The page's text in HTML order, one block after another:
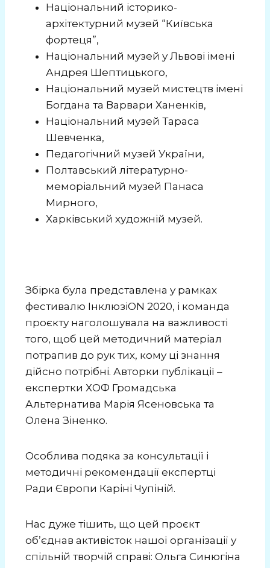
Національний історико-
архітектурний музей “Київська
фортеця”,
Національний музей у Львові імені
Андрея Шептицького,
Національний музей мистецтв імені
Богдана та Варвари Ханенків,
Національний музей Тараса
Шевченка,
Педагогічний музей України,
Полтавський літературно-
меморіальний музей Панаса
Мирного,
Харківський художній музей.
Збірка була представлена у рамках
фестивалю ІнклюзіON 2020, і команда
проєкту наголошувала на важливості
того, щоб цей методичний матеріал
потрапив до рук тих, кому ці знання
дійсно потрібні. Авторки публікації –
експертки ХОФ Громадська
Альтернатива Марія Ясеновська та
Олена Зіненко.
Особлива подяка за консультації і
методичні рекомендації експертці
Ради Європи Каріні Чупіній.
Нас дуже тішить, що цей проєкт
обʼєднав активісток нашої організації у
спільній творчій справі: Ольга Синюгіна